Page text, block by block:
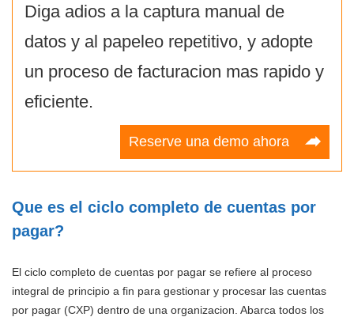
Diga adios a la captura manual de
datos y al papeleo repetitivo, y adopte
un proceso de facturacion mas rapido y
eficiente.
Reserve una demo ahora
Que es el ciclo completo de cuentas por
pagar?
El ciclo completo de cuentas por pagar se refiere al proceso
integral de principio a fin para gestionar y procesar las cuentas
por pagar (CXP) dentro de una organizacion. Abarca todos los